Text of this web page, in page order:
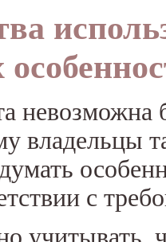
невозможна
владельцы
с